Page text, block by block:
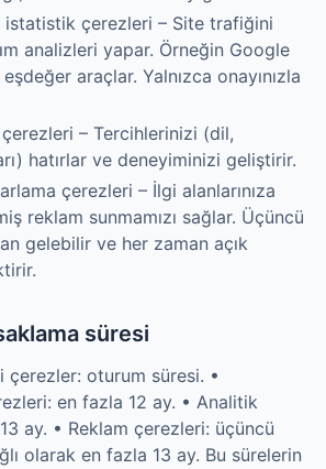
istatistik çerezleri – Site trafiğini
analizleri yapar. Örneğin Google
araçlar. Yalnızca onayınızla
– Tercihlerinizi (dil,
hatırlar ve deneyiminizi geliştirir.
çerezleri – İlgi alanlarınıza
reklam sunmamızı sağlar. Üçüncü
gelebilir ve her zaman açık
süresi
çerezler: oturum süresi. •
en fazla 12 ay. • Analitik
ay. • Reklam çerezleri: üçüncü
olarak en fazla 13 ay. Bu sürelerin